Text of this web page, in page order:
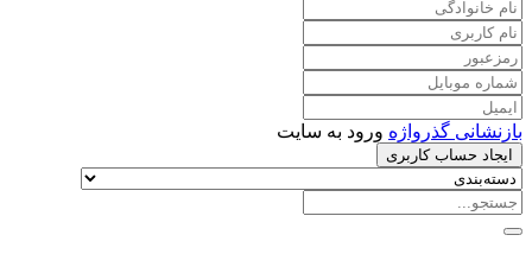
بازنشانی گذرواژه ورود به سایت
ایجاد حساب کاربری